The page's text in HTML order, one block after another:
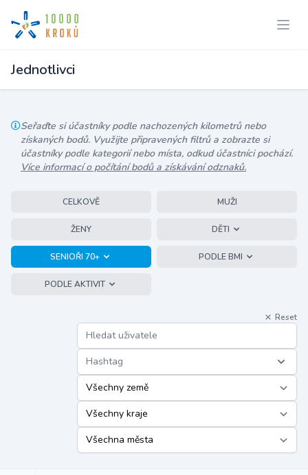
Jednotlivci
Seřaďte si účastníky podle nachozených kilometrů nebo
získaných bodů. Využijte připravených filtrů a zobrazte si
účastníky podle kategorií nebo místa, odkud účastníci pochází.
Více informací o počítání bodů a získávání odznaků.
CELKOVĚ MUŽI
ŽENY DĚTI
SENIOŘI 70+ PODLE BMI
PODLE AKTIVIT
Reset
Hashtag